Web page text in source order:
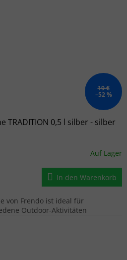
19 €
–52 %
TRADITION 0,5 l silber - silber
Auf Lager
In den Warenkorb
von Frendo ist ideal für
Outdoor-Aktivitäten